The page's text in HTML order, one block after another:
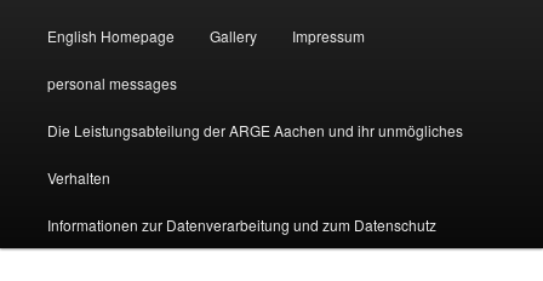
English Homepage Gallery Impressum
personal messages
Die Leistungsabteilung der ARGE Aachen und ihr unmögliches
Verhalten
Informationen zur Datenverarbeitung und zum Datenschutz